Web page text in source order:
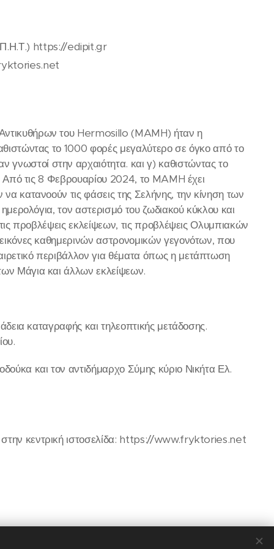
https://edipit.gr
του Hermosillo (MAMH) ήταν η
το 1000 φορές μεγαλύτερο σε όγκο από το
στην αρχαιότητα. και γ) καθιστώντας το
Από τις 8 Φεβρουαρίου 2024, το MAMH έχει
κατανοούν τις φάσεις της Σελήνης, την κίνηση των
τον αστερισμό του ζωδιακού κύκλου και
προβλέψεις εκλείψεων, τις προβλέψεις Ολυμπιακών
καθημερινών αστρονομικών γεγονότων, που
περιβάλλον για θέματα όπως η μετάπτωση
Μάγια και άλλων εκλείψεων.
καταγραφής και τηλεοπτικής μετάδοσης.
και τον αντιδήμαρχο Σύμης κύριο Νικήτα Ελ.
κεντρική ιστοσελίδα: https://www.fryktories.net